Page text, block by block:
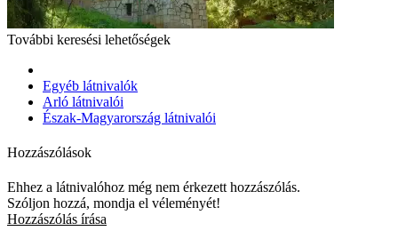
További keresési lehetőségek
Egyéb látnivalók
Arló látnivalói
Észak-Magyarország látnivalói
Hozzászólások
Ehhez a látnivalóhoz még nem érkezett hozzászólás.
Szóljon hozzá, mondja el véleményét!
Hozzászólás írása